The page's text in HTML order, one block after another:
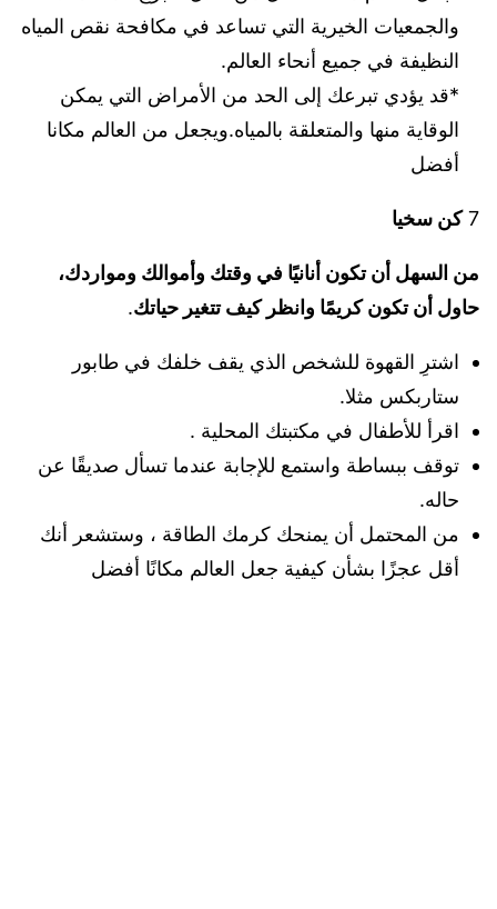
والجمعيات الخيرية التي تساعد في مكافحة نقص المياه
النظيفة في جميع أنحاء العالم.
*قد يؤدي تبرعك إلى الحد من الأمراض التي يمكن
الوقاية منها والمتعلقة بالمياه.ويجعل من العالم مكانا
أفضل
7 كن سخيا
من السهل أن تكون أنانيًا في وقتك وأموالك ومواردك،
حاول أن تكون كريمًا وانظر كيف تتغير حياتك.
اشترِ القهوة للشخص الذي يقف خلفك في طابور
ستاربكس مثلا.
اقرأ للأطفال في مكتبتك المحلية .
توقف ببساطة واستمع للإجابة عندما تسأل صديقًا عن
حاله.
من المحتمل أن يمنحك كرمك الطاقة ، وستشعر أنك
أقل عجزًا بشأن كيفية جعل العالم مكانًا أفضل